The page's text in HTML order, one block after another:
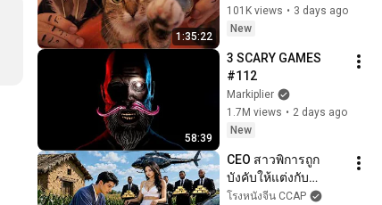
1:35:22
Purring & Reiki for
Sleep & Stress
101K views • 3 days ago
New
58:39
3 SCARY GAMES
#112
Markiplier
1.7M views • 2 days ago
New
CEO สาวพิการถูก
บังคับให้แต่งกับ
ขอทาน ที่แท้คือหมอ
โรงหนังจีน CCAP